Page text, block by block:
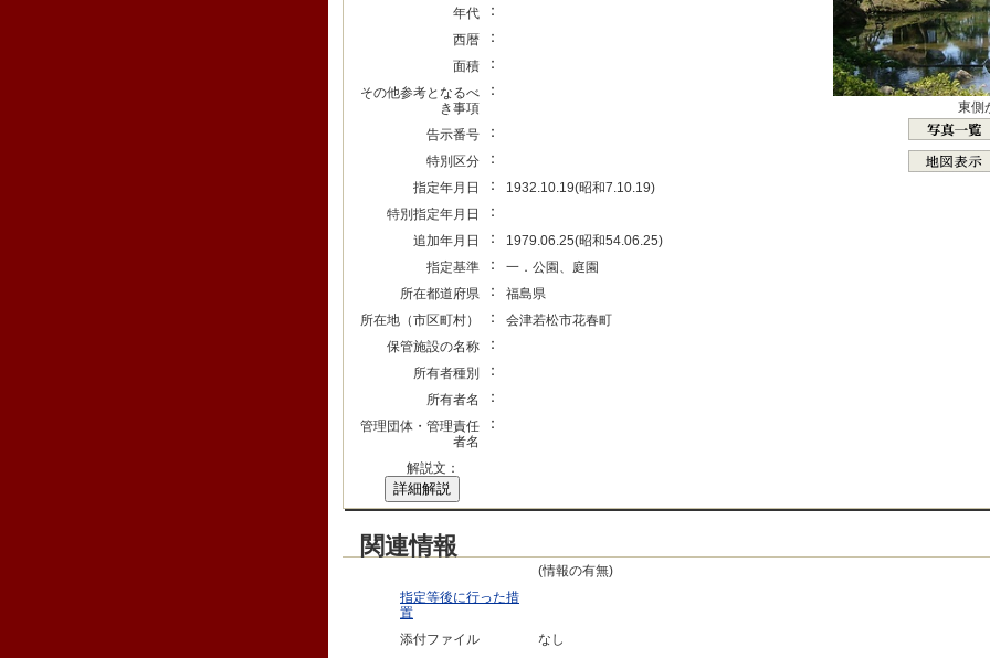
年代 ：
西暦 ：
面積 ：
その他参考となるべ
き事項
：
告示番号 ：
特別区分 ：
指定年月日 ：
1932.10.19(昭和7.10.19)
特別指定年月日
：
追加年月日 ：
1979.06.25(昭和54.06.25)
指定基準
：
一．公園、庭園
所在都道府県
：
福島県
所在地（市区町村）
：
会津若松市花春町
保管施設の名称
：
所有者種別 ：
所有者名 ：
管理団体・管理責任
者名
：
東側
解説文：
詳細解説
関連情報
(情報の有無)
指定等後に行った措
置
添付ファイル
なし